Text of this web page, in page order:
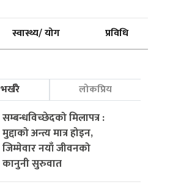
स्वास्थ्य/ योग प्रविधि
भर्खरै लोकप्रिय
सम्बन्धविच्छेदको मिलापत्र :
मुद्दाको अन्त्य मात्र होइन,
जिम्मेवार नयाँ जीवनको
कानुनी सुरुवात